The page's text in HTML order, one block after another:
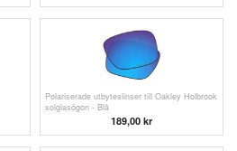
Polariserade utbyteslinser till Oakley Holbrook
solglasögon - Blå
189,00 kr